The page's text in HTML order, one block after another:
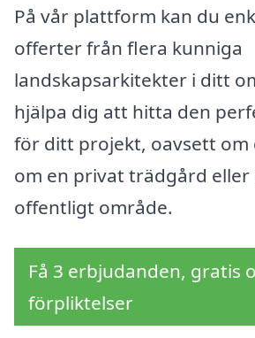
På vår plattform kan du
offerter från flera kunniga
landskapsarkitekter i ditt
hjälpa dig att hitta den
för ditt projekt, oavsett om
om en privat trädgård
offentligt område.
Få 3 erbjudanden, gratis
förpliktelser